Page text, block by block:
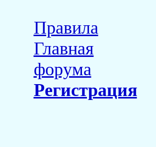
Правила
Главная
форума
Регистрация